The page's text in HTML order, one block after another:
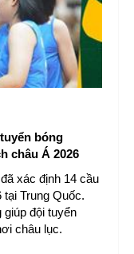
bóng
châu Á 2026
xác định 14 cầu
Trung Quốc.
đội tuyển
châu lục.